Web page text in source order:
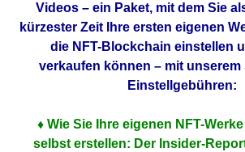
Videos – ein Paket, mit dem Sie
kürzester Zeit Ihre ersten eigenen
die NFT-Blockchain einstellen
verkaufen können – mit unserem
Einstellgebühren:
♦ Wie Sie Ihre eigenen NFT-
selbst erstellen: Der Insider-